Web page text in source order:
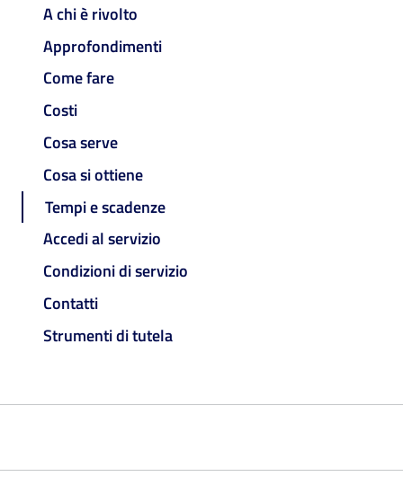
A chi è rivolto
Approfondimenti
Come fare
Costi
Cosa serve
Cosa si ottiene
Tempi e scadenze
Accedi al servizio
Condizioni di servizio
Contatti
Strumenti di tutela